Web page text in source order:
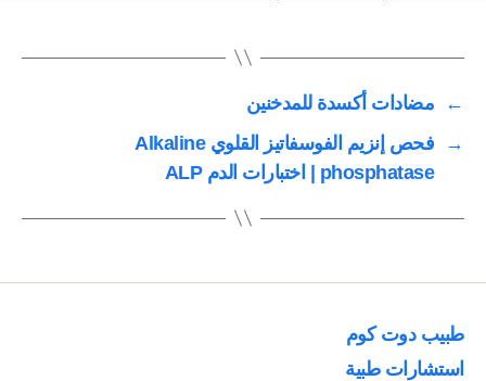
←
‏مضادات أكسدة للمدخنين
→
فحص إنزيم الفوسفاتيز القلوي Alkaline
phosphatase | اختبارات الدم ALP
طبيب دوت كوم
استشارات طبية